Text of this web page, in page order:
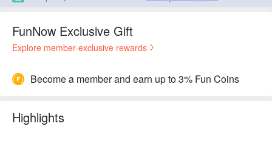
FunNow Exclusive Gift
Explore member-exclusive rewards
Become a member and earn up to 3% Fun Coins
Highlights